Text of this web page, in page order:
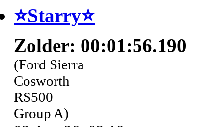
⭐️Starry⭐
Zolder: 00:01:56.190
(Ford Sierra
Cosworth
RS500
Group A)